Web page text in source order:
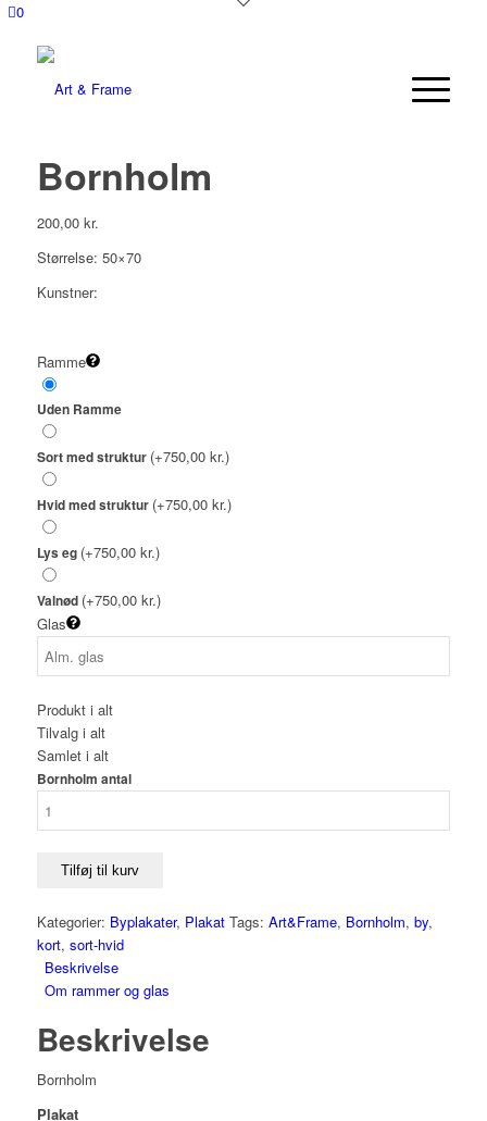
0
Bornholm
200,00 kr.
Størrelse: 50×70
Kunstner:
Ramme
Uden Ramme
Sort med struktur (+750,00 kr.)
Hvid med struktur (+750,00 kr.)
Lys eg (+750,00 kr.)
Valnød (+750,00 kr.)
Glas
Produkt i alt
Tilvalg i alt
Samlet i alt
Bornholm antal
Tilføj til kurv
Kategorier: Byplakater, Plakat Tags: Art&Frame, Bornholm, by,
kort, sort-hvid
Beskrivelse
Om rammer og glas
Beskrivelse
Bornholm
Plakat